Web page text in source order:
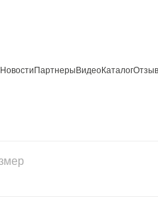
Новости Партнеры ВидеоКаталог